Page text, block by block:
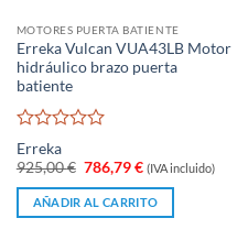
MOTORES PUERTA BATIENTE
Erreka Vulcan VUA43LB Motor
hidráulico brazo puerta
batiente
Valorado
con
0
5
Erreka
925,00€ El
precio
original
era:
925,00 €.
786,79€El
precio
actual
es:
786,79 €.
(IVA incluido)
AÑADIR AL CARRITO